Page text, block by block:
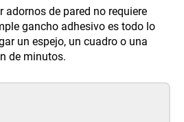
adornos de pared no requiere
gancho adhesivo es todo lo
un espejo, un cuadro o una
de minutos.